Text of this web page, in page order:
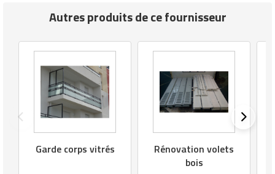
Autres produits de ce fournisseur
Garde corps vitrés
Rénovation volets
bois